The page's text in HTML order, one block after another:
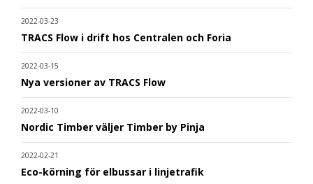
2022-03-23
TRACS Flow i drift hos Centralen och Foria
2022-03-15
Nya versioner av TRACS Flow
2022-03-10
Nordic Timber väljer Timber by Pinja
2022-02-21
Eco-körning för elbussar i linjetrafik